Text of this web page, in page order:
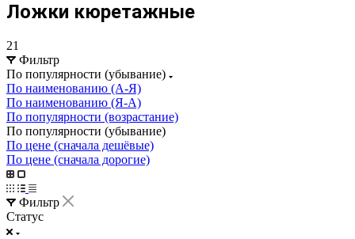
Ложки кюретажные
21
Фильтр
По популярности (убывание)
По наименованию (А-Я)
По наименованию (Я-А)
По популярности (возрастание)
По популярности (убывание)
По цене (сначала дешёвые)
По цене (сначала дорогие)
Фильтр
Статус